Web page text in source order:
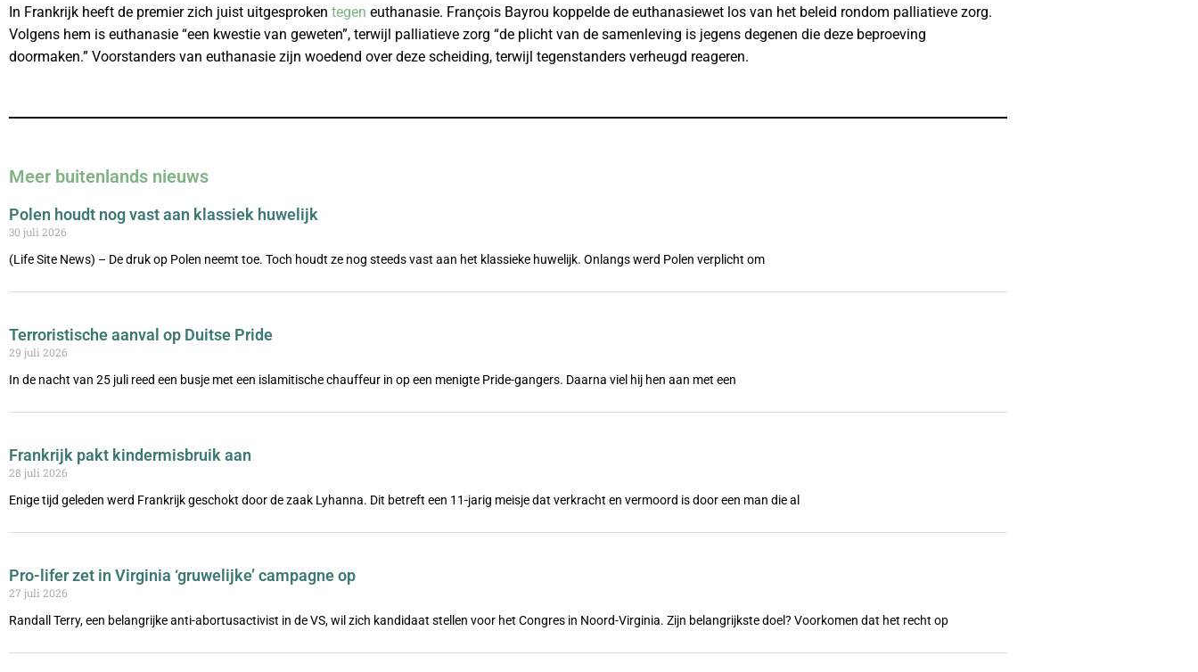
In Frankrijk heeft de premier zich juist uitgesproken tegen euthanasie. François Bayrou koppelde de euthanasiewet los van het beleid rondom palliatieve zorg.
Volgens hem is euthanasie “een kwestie van geweten”, terwijl palliatieve zorg “de plicht van de samenleving is jegens degenen die deze beproeving
doormaken.” Voorstanders van euthanasie zijn woedend over deze scheiding, terwijl tegenstanders verheugd reageren.
Meer buitenlands nieuws
Polen houdt nog vast aan klassiek huwelijk
30 juli 2026
(Life Site News) – De druk op Polen neemt toe. Toch houdt ze nog steeds vast aan het klassieke huwelijk. Onlangs werd Polen verplicht om
Terroristische aanval op Duitse Pride
29 juli 2026
In de nacht van 25 juli reed een busje met een islamitische chauffeur in op een menigte Pride-gangers. Daarna viel hij hen aan met een
Frankrijk pakt kindermisbruik aan
28 juli 2026
Enige tijd geleden werd Frankrijk geschokt door de zaak Lyhanna. Dit betreft een 11-jarig meisje dat verkracht en vermoord is door een man die al
Pro-lifer zet in Virginia ‘gruwelijke’ campagne op
27 juli 2026
Randall Terry, een belangrijke anti-abortusactivist in de VS, wil zich kandidaat stellen voor het Congres in Noord-Virginia. Zijn belangrijkste doel? Voorkomen dat het recht op